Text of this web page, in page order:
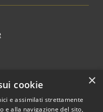
×
cookie
e assimilati strettamente
e alla navigazione del sito,